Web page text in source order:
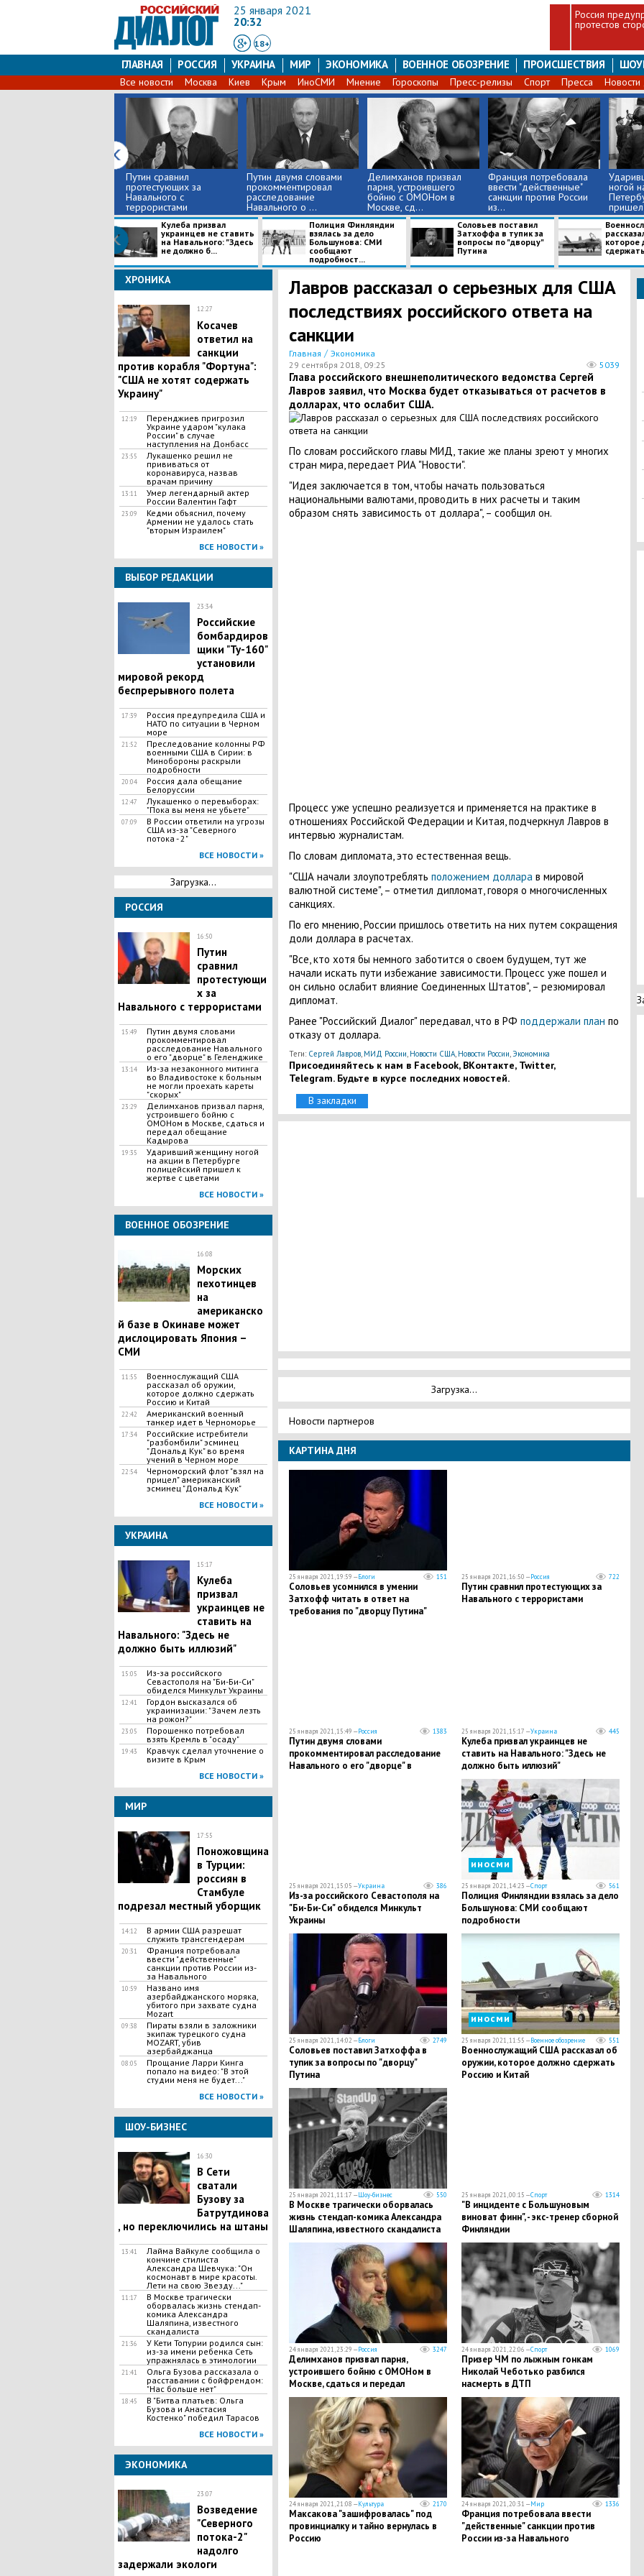
25 января 2021
20:32
18+
Россия
протестов
ГЛАВНАЯ РОССИЯ УКРАИНА МИР ЭКОНОМИКА ВОЕННОЕ ОБОЗРЕНИЕ ПРОИСШЕСТВИЯ
Все новости Москва Киев Крым ИноСМИ Мнение Гороскопы Пресс-релизы Спорт Пресса Новости
Путин сравнил
протестующих за
Навального с
террористами
​Путин двумя словами
прокомментировал
расследование
Навального о ...
Делимханов призвал
парня, устроившего
бойню с ОМОНом в
Москве, сд...
Франция потребовала
ввести "действенные"
санкции против России
из...
ногой
​Кулеба призвал
украинцев не ставить
на Навального: "Здесь
не должно б...
​Полиция Финляндии
взялась за дело
Большунова: СМИ
сообщают
подробност...
Соловьев поставил
Затхоффа в тупик за
вопросы по "дворцу"
Путина
которое
ХРОНИКА
12:27
Косачев
ответил на
санкции
против корабля "Фортуна":
"США не хотят содержать
Украину"
12:19
Перенджиев пригрозил
Украине ударом "кулака
России" в случае
наступления на Донбасс
23:55
Лукашенко решил не
прививаться от
коронавируса, назвав
врачам причину
13:11
Умер легендарный актер
России Валентин Гафт
23:09
Кедми объяснил, почему
Армении не удалось стать
"вторым Израилем"
ВСЕ НОВОСТИ »
ВЫБОР РЕДАКЦИИ
23:34
Российские
бомбардиров
щики "Ту-160"
установили
мировой рекорд
беспрерывного полета
17:39
Россия предупредила США и
НАТО по ситуации в Черном
море
21:52
Преследование колонны РФ
военными США в Сирии: в
Минобороны раскрыли
подробности
20:04
Россия дала обещание
Белоруссии
12:47
​Лукашенко о перевыборах:
"Пока вы меня не убьете"
07:09
В России ответили на угрозы
США из-за "Северного
потока - 2"
ВСЕ НОВОСТИ »
Загрузка...
РОССИЯ
16:50
Путин
сравнил
протестующи
х за
Навального с террористами
15:49
​Путин двумя словами
прокомментировал
расследование Навального
о его "дворце" в Геленджике
13:14
Из-за незаконного митинга
во Владивостоке к больным
не могли проехать кареты
"скорых"
23:29
Делимханов призвал парня,
устроившего бойню с
ОМОНом в Москве, сдаться и
передал обещание
Кадырова
19:35
Ударивший женщину ногой
на акции в Петербурге
полицейский пришел к
жертве с цветами
ВСЕ НОВОСТИ »
ВОЕННОЕ ОБОЗРЕНИЕ
16:08
Морских
пехотинцев
на
американско
й базе в Окинаве может
дислоцировать Япония –
СМИ
11:55
​Военнослужащий США
рассказал об оружии,
которое должно сдержать
Россию и Китай
22:42
Американский военный
танкер идет в Черноморье
17:34
Российские истребители
"разбомбили" эсминец
"Дональд Кук" во время
учений в Черном море
22:54
Черноморский флот "взял на
прицел" американский
эсминец "Дональд Кук"
ВСЕ НОВОСТИ »
УКРАИНА
15:17
​Кулеба
призвал
украинцев не
ставить на
Навального: "Здесь не
должно быть иллюзий"
15:05
Из-за российского
Севастополя на "Би-Би-Си"
обиделся Минкульт Украины
12:41
​Гордон высказался об
украинизации: "Зачем лезть
на рожон?"
23:05
Порошенко потребовал
взять Кремль в "осаду"
19:43
Кравчук сделал уточнение о
визите в Крым
ВСЕ НОВОСТИ »
МИР
17:55
Поножовщина
в Турции:
россиян в
Стамбуле
подрезал местный уборщик
14:12
В армии США разрешат
служить трансгендерам
20:31
Франция потребовала
ввести "действенные"
санкции против России из-
за Навального
10:59
Названо имя
азербайджанского моряка,
убитого при захвате судна
Mozart
09:38
Пираты взяли в заложники
экипаж турецкого судна
MOZART, убив
азербайджанца
08:05
Прощание Ларри Кинга
попало на видео: "В этой
студии меня не будет..."
ВСЕ НОВОСТИ »
ШОУ-БИЗНЕС
16:30
В Сети
сватали
Бузову за
Батрутдинова
, но переключились на штаны
13:41
Лайма Вайкуле сообщила о
кончине стилиста
Александра Шевчука: "Он
космонавт в мире красоты.
Лети на свою Звезду..."
11:17
В Москве трагически
оборвалась жизнь стендап-
комика Александра
Шаляпина, известного
скандалиста
21:36
У Кети Топурии родился сын:
из-за имени ребенка Сеть
упражнялась в этимологии
21:41
​Ольга Бузова рассказала о
расставании с бойфрендом:
"Нас больше нет"
18:45
В "Битва платьев: Ольга
Бузова и Анастасия
Костенко" победил Тарасов
ВСЕ НОВОСТИ »
ЭКОНОМИКА
23:07
Возведение
"Северного
потока-2"
надолго
задержали экологи
Лавров рассказал о серьезных для США
последствиях российского ответа на
санкции
Главная / Экономика
29 сентября 2018, 09:25
5039
Глава российского внешнеполитического ведомства Сергей
Лавров заявил, что Москва будет отказываться от расчетов в
долларах, что ослабит США.
По словам российского главы МИД, такие же планы зреют у многих
стран мира, передает РИА "Новости".
"Идея заключается в том, чтобы начать пользоваться
национальными валютами, проводить в них расчеты и таким
образом снять зависимость от доллара", – сообщил он.
Процесс уже успешно реализуется и применяется на практике в
отношениях Российской Федерации и Китая, подчеркнул Лавров в
интервью журналистам.
По словам дипломата, это естественная вещь.
"США начали злоупотреблять положением долларав мировой
валютной системе", – отметил дипломат, говоря о многочисленных
санкциях.
По его мнению, России пришлось ответить на них путем сокращения
доли доллара в расчетах.
"Все, кто хотя бы немного заботится о своем будущем, тут же
начали искать пути избежание зависимости. Процесс уже пошел и
он сильно ослабит влияние Соединенных Штатов", – резюмировал
дипломат.
Ранее "Российский Диалог" передавал, что в РФ поддержали план по
отказу от доллара.
Теги: Сергей Лавров, МИД России, Новости США, Новости России,Экономика
Присоединяйтесь к нам в Facebook, ВКонтакте, Twitter,
Telegram. Будьте в курсе последних новостей.
В закладки
Загрузка...
Новости партнеров
КАРТИНА ДНЯ
25 января 2021, 19:59 —Блоги 151
Соловьев усомнился в умении
Затхофф читать в ответ на
требования по "дворцу Путина"
25 января 2021, 16:50 —Россия 722
Путин сравнил протестующих за
Навального с террористами
25 января 2021, 15:49 —Россия 1383
​Путин двумя словами
прокомментировал расследование
Навального о его "дворце" в
25 января 2021, 15:17 —Украина 445
​Кулеба призвал украинцев не
ставить на Навального: "Здесь не
должно быть иллюзий"
25 января 2021, 15:05 —Украина 386
Из-за российского Севастополя на
"Би-Би-Си" обиделся Минкульт
Украины
иносми
25 января 2021, 14:23 —Спорт 561
​Полиция Финляндии взялась за дело
Большунова: СМИ сообщают
подробности
25 января 2021, 14:02 —Блоги 2749
Соловьев поставил Затхоффа в
тупик за вопросы по "дворцу"
Путина
иносми
25 января 2021, 11:55 —Военное обозрение 551
​Военнослужащий США рассказал об
оружии, которое должно сдержать
Россию и Китай
25 января 2021, 11:17 —Шоу-бизнес 550
В Москве трагически оборвалась
жизнь стендап-комика Александра
Шаляпина, известного скандалиста
25 января 2021, 00:15 —Спорт 1314
"В инциденте с Большуновым
виноват финн", - экс-тренер сборной
Финляндии
24 января 2021, 23:29 —Россия 3247
Делимханов призвал парня,
устроившего бойню с ОМОНом в
Москве, сдаться и передал
обещание Кадырова
24 января 2021, 22:06 —Спорт 1069
Призер ЧМ по лыжным гонкам
Николай Чеботько разбился
насмерть в ДТП
24 января 2021, 21:08 —Культура 2170
Максакова "зашифровалась" под
провинциалку и тайно вернулась в
Россию
24 января 2021, 20:31 —Мир 1336
Франция потребовала ввести
"действенные" санкции против
России из-за Навального